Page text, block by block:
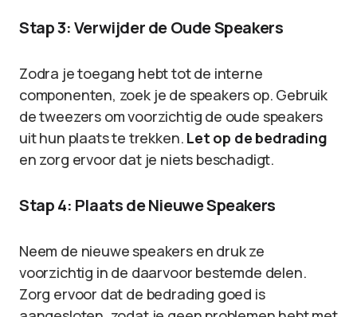
Stap 3: Verwijder de Oude Speakers
Zodra je toegang hebt tot de interne
componenten, zoek je de speakers op. Gebruik
de tweezers om voorzichtig de oude speakers
uit hun plaats te trekken. Let op de bedrading
en zorg ervoor dat je niets beschadigt.
Stap 4: Plaats de Nieuwe Speakers
Neem de nieuwe speakers en druk ze
voorzichtig in de daarvoor bestemde delen.
Zorg ervoor dat de bedrading goed is